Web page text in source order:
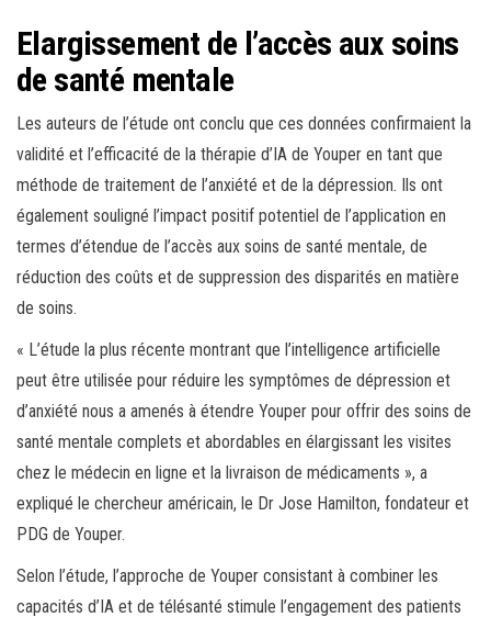
Elargissement de l’accès aux soins
de santé mentale
Les auteurs de l’étude ont conclu que ces données confirmaient la
validité et l’efficacité de la thérapie d’IA de Youper en tant que
méthode de traitement de l’anxiété et de la dépression. Ils ont
également souligné l’impact positif potentiel de l’application en
termes d’étendue de l’accès aux soins de santé mentale, de
réduction des coûts et de suppression des disparités en matière
de soins.
« L’étude la plus récente montrant que l’intelligence artificielle
peut être utilisée pour réduire les symptômes de dépression et
d’anxiété nous a amenés à étendre Youper pour offrir des soins de
santé mentale complets et abordables en élargissant les visites
chez le médecin en ligne et la livraison de médicaments », a
expliqué le chercheur américain, le Dr Jose Hamilton, fondateur et
PDG de Youper.
Selon l’étude, l’approche de Youper consistant à combiner les
capacités d’IA et de télésanté stimule l’engagement des patients